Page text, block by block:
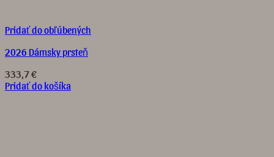
Pridať do obľúbených
2026 Dámsky prsteň
333,7€
Pridať do košíka